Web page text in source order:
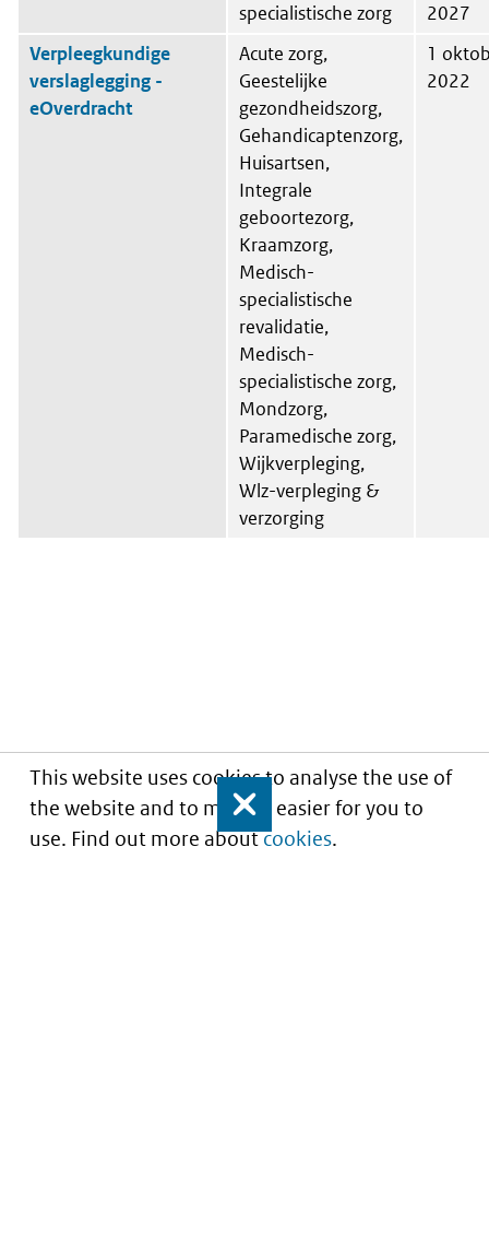
This website uses cookies to analyse the use of
the website and to make it easier for you to
use. Find out more aboutcookies.
Close
specialistische zorg
2027
Verpleegkundige
verslaglegging -
eOverdracht
Acute zorg,
Geestelijke
gezondheidszorg,
Gehandicaptenzorg,
Huisartsen,
Integrale
geboortezorg,
Kraamzorg,
Medisch-
specialistische
revalidatie,
Medisch-
specialistische zorg,
Mondzorg,
Paramedische zorg,
Wijkverpleging,
Wlz-verpleging &
verzorging
1
2022